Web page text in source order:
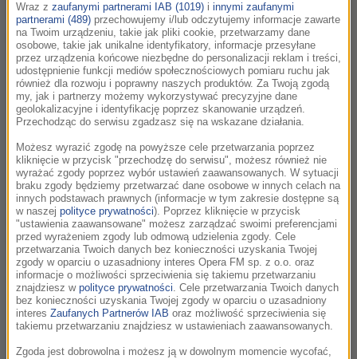
Światowego Dnia Młodzieży w Kolonii ukazała się na
polskim rynku wydawniczym nakładem Edycji Świętego
Pawła.
Słowa:"Tylko od Boga pochodzi prawdziwa rewolucja,
decydująca przemiana świata"są mottem publikacji.
"Rewolucja może polegać na zaciskaniu pięści, ale również na
składaniu rąk do modlitwy. Boża rewolucja polega na miłości"
- podkreślił podczas poniedziałkowej konferencji prasowej
ordynariusz diecezji radomskiej i wieloletni przyjaciel
kardynała Josepha Ratzingera bp Zygmunt Zimowski.
Benedykt XVI zwraca się w swoich homiliach i
przemówieniach zarówno do młodzieży i do duchowieństwa
katolickiego, jak i do przedstawicieli wspólnot żydowskich,
muzułmańskich i protestanckich.
Często wspomina w nich Jana Pawła II. "Dzisiaj to ja mogę
Wraz z zaufanymi partnerami IAB (1019) i innymi zaufanymi
partnerami (489) przechowujemy i/lub odczytujemy informacje zawarte
na Twoim urządzeniu, takie jak pliki cookie, przetwarzamy dane
osobowe, takie jak unikalne identyfikatory, informacje przesyłane
przez urządzenia końcowe niezbędne do personalizacji reklam i treści,
udostępnienie funkcji mediów społecznościowych pomiaru ruchu jak
również dla rozwoju i poprawny naszych produktów. Za Twoją zgodą
my, jak i partnerzy możemy wykorzystywać precyzyjne dane
geolokalizacyjne i identyfikację poprzez skanowanie urządzeń.
Przechodząc do serwisu zgadzasz się na wskazane działania.
Możesz wyrazić zgodę na powyższe cele przetwarzania poprzez
kliknięcie w przycisk "przechodzę do serwisu", możesz również nie
wyrażać zgody poprzez wybór ustawień zaawansowanych. W sytuacji
braku zgody będziemy przetwarzać dane osobowe w innych celach na
innych podstawach prawnych (informacje w tym zakresie dostępne są
w naszej polityce prywatności). Poprzez kliknięcie w przycisk
"ustawienia zaawansowane" możesz zarządzać swoimi preferencjami
przed wyrażeniem zgody lub odmową udzielenia zgody. Cele
przetwarzania Twoich danych bez konieczności uzyskania Twojej
zgody w oparciu o uzasadniony interes Opera FM sp. z o.o. oraz
informacje o możliwości sprzeciwienia się takiemu przetwarzaniu
znajdziesz w polityce prywatności . Cele przetwarzania Twoich danych
bez konieczności uzyskania Twojej zgody w oparciu o uzasadniony
interes Zaufanych Partnerów IAB oraz możliwość sprzeciwienia się
takiemu przetwarzaniu znajdziesz w ustawieniach zaawansowanych.
Zgoda jest dobrowolna i możesz ją w dowolnym momencie wycofać,